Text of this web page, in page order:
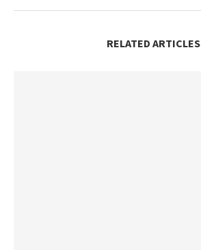
RELATED ARTICLES